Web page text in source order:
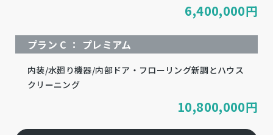
6,400,000円
プラン C ： プレミアム
内装/水廻り機器/内部ドア・フローリング新調とハウス
クリーニング
10,800,000円